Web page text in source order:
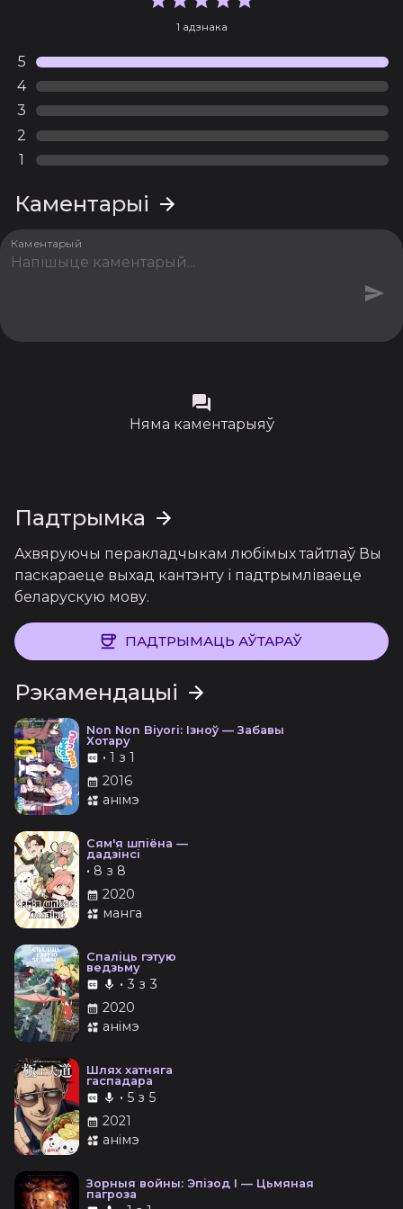
1 адзнака
5
4
3
2
1
Каментарыі
Каментарый
Няма каментарыяў
Падтрымка
Ахвяруючы перакладчыкам любімых тайтлаў Вы
паскараеце выхад кантэнту і падтрымліваеце
беларускую мову.
ПАДТРЫМАЦЬ АЎТАРАЎ
Рэкамендацыі
Non Non Biyori: Ізноў — Забавы
Хотару
• 1 з 1
2016
анімэ
Сям'я шпіёна —
дадзінсі
• 8 з 8
2020
манга
Спаліць гэтую
ведзьму
• 3 з 3
2020
анімэ
Шлях хатняга
гаспадара
• 5 з 5
2021
анімэ
Зорныя войны: Эпізод І — Цьмяная
пагроза